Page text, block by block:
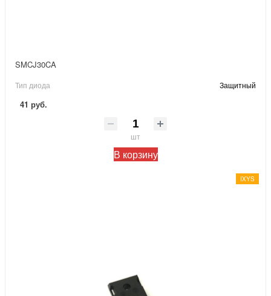
SMCJ30CA
Тип диода Защитный
41 руб.
шт
В корзину
IXYS